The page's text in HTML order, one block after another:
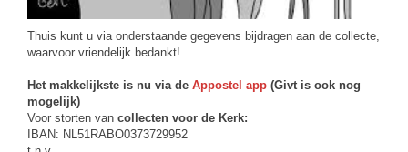
Thuis kunt u via onderstaande gegevens bijdragen aan de collecte,
waarvoor vriendelijk bedankt!
Het makkelijkste is nu via de Appostel app (Givt is ook nog
mogelijk)
Voor storten van collecten voor de Kerk:
IBAN: NL51RABO0373729952